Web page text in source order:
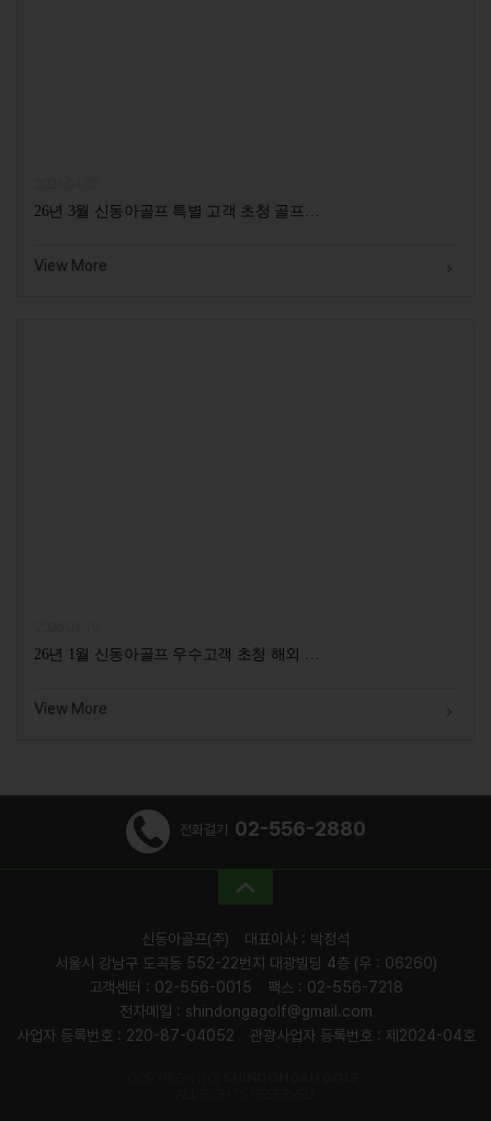
26년 3월 신동아골프 특별 고객 초청 골프…
View More
26년 1월 신동아골프 우수고객 초청 해외 …
View More
전화걸기 02-556-2880
신동아골프(주)
대표이사 : 박정석
서울시 강남구 도곡동 552-22번지 대광빌딩 4층 (우 : 06260)
고객센터 : 02-556-0015
팩스 : 02-556-7218
전자메일 : shindongagolf@gmail.com
사업자 등록번호 : 220-87-04052
관광사업자 등록번호 : 제2024-04호